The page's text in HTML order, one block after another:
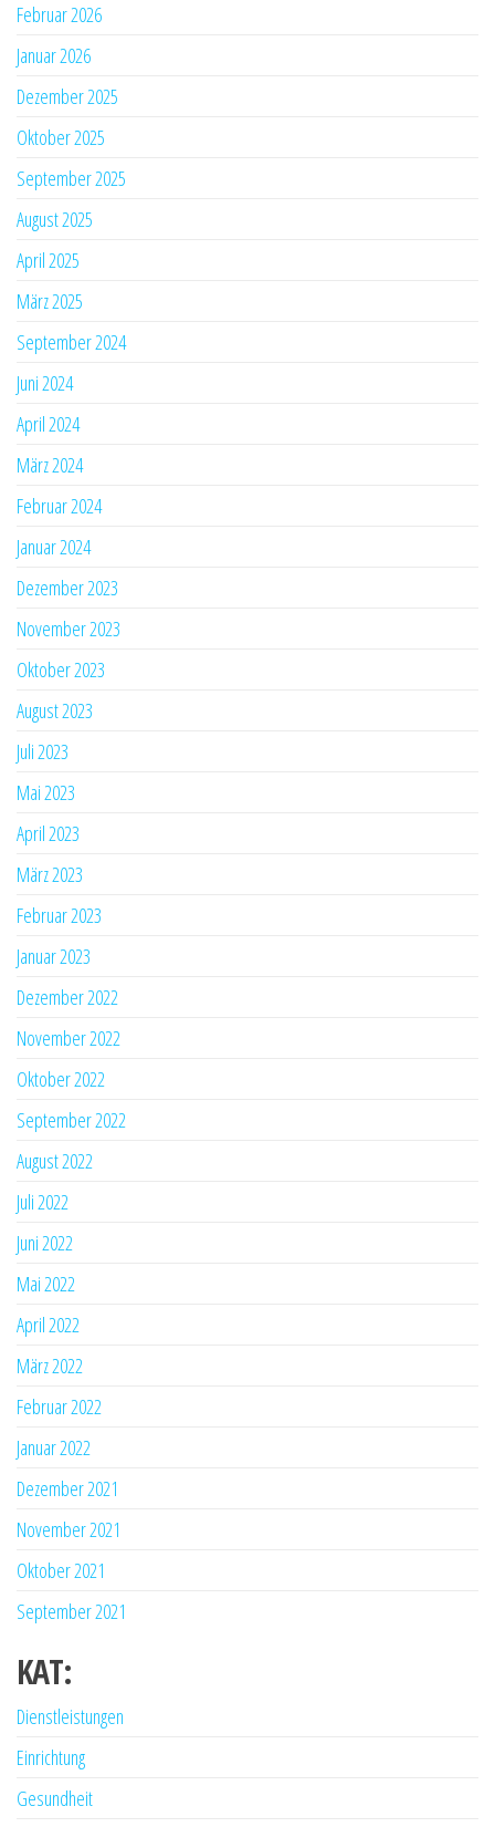
Februar 2026
Januar 2026
Dezember 2025
Oktober 2025
September 2025
August 2025
April 2025
März 2025
September 2024
Juni 2024
April 2024
März 2024
Februar 2024
Januar 2024
Dezember 2023
November 2023
Oktober 2023
August 2023
Juli 2023
Mai 2023
April 2023
März 2023
Februar 2023
Januar 2023
Dezember 2022
November 2022
Oktober 2022
September 2022
August 2022
Juli 2022
Juni 2022
Mai 2022
April 2022
März 2022
Februar 2022
Januar 2022
Dezember 2021
November 2021
Oktober 2021
September 2021
KAT:
Dienstleistungen
Einrichtung
Gesundheit